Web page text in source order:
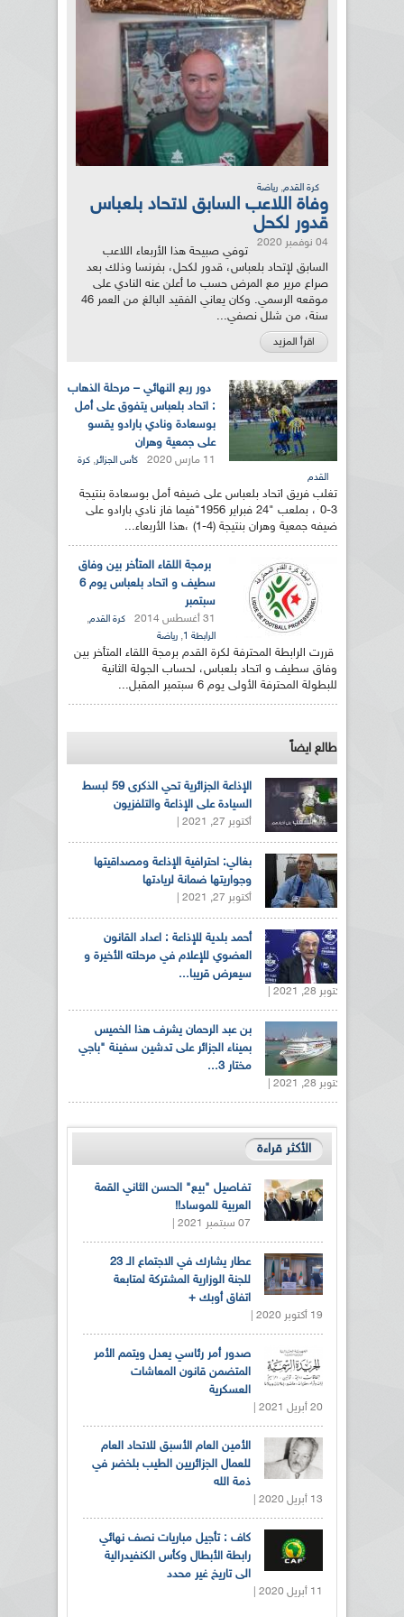
كرة القدم, رياضة
وفاة اللاعب السابق لاتحاد بلعباس
قدور لكحل
04 نوفمبر 2020
توفي صبيحة هذا الأربعاء اللاعب
السابق لإتحاد بلعباس، قدور لكحل، بفرنسا وذلك بعد
صراع مرير مع المرض حسب ما أعلن عنه النادي على
موقعه الرسمي. وكان يعاني الفقيد البالغ من العمر 46
سنة، من شلل نصفي...
اقرأ المزيد
دور ربع النهائي – مرحلة الذهاب
: اتحاد بلعباس يتفوق على أمل
بوسعادة ونادي بارادو يقسو
على جمعية وهران
11 مارس 2020 كأس الجزائر, كرة
القدم
تغلب فريق اتحاد بلعباس على ضيفه أمل بوسعادة بنتيجة
3-0 ، بملعب "24 فبراير 1956"فيما فاز نادي بارادو على
ضيفه جمعية وهران بنتيجة (4-1) ،هذا الأربعاء...
برمجة اللقاء المتأخر بين وفاق
سطيف و اتحاد بلعباس يوم 6
سبتمبر
31 أغسطس 2014 كرة القدم,
الرابطة 1 , رياضة
قررت الرابطة المحترفة لكرة القدم برمجة اللقاء المتأخر بين
وفاق سطيف و اتحاد بلعباس، لحساب الجولة الثانية
للبطولة المحترفة الأولى يوم 6 سبتمبر المقبل...
طالع ايضاً
الإذاعة الجزائرية تحي الذكرى 59 لبسط
السيادة على الإذاعة والتلفزيون
أكتوبر 27, 2021 |
بغالي: احترافية الإذاعة ومصداقيتها
وجواريتها ضمانة لريادتها
أكتوبر 27, 2021 |
أحمد بلدية للإذاعة : اعداد القانون
العضوي للإعلام في مرحلته الأخيرة و
سيعرض قريبا...
أكتوبر 28, 2021 |
بن عبد الرحمان يشرف هذا الخميس
بميناء الجزائر على تدشين سفينة "باجي
مختار 3...
أكتوبر 28, 2021 |
الأكثر قراءة
تفـاصيل "بيع" الحسن الثاني القمة
العربية للموساد!!
07 سبتمبر 2021 |
عطار يشارك في الاجتماع الـ 23
للجنة الوزارية المشتركة لمتابعة
اتفاق أوبك +
19 أكتوبر 2020 |
صدور أمر رئاسي يعدل ويتمم الأمر
المتضمن قانون المعاشات
العسكرية
20 أبريل 2021 |
الأمين العام الأسبق للاتحاد العام
للعمال الجزائريين الطيب بلخضر في
ذمة الله
13 أبريل 2020 |
كاف : تأجيل مباريات نصف نهائي
رابطة الأبطال وكأس الكنفيدرالية
الى تاريخ غير محدد
11 أبريل 2020 |